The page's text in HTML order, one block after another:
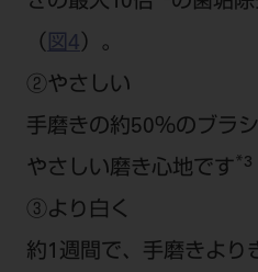
（ 図4）。
②やさしい
手磨きの約50％のブラ
やさしい磨き心地です *3
③より白く
約1週間で、手磨きより